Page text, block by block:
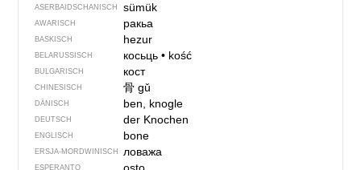
ASERBAIDSCHANISCH sümük
AWARISCH ракьа
BASKISCH hezur
BELARUSSISCH косьць• kość
BULGARISCH кост
CHINESISCH 骨gǔ
DÄNISCH ben, knogle
DEUTSCH der Knochen
ENGLISCH bone
ERSJA-MORDWINISCH ловажа
ESPERANTO